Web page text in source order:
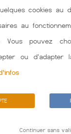
crédit immobilier
cookies au
au
Vous pouvez
ou d'adapter
Continuer sans